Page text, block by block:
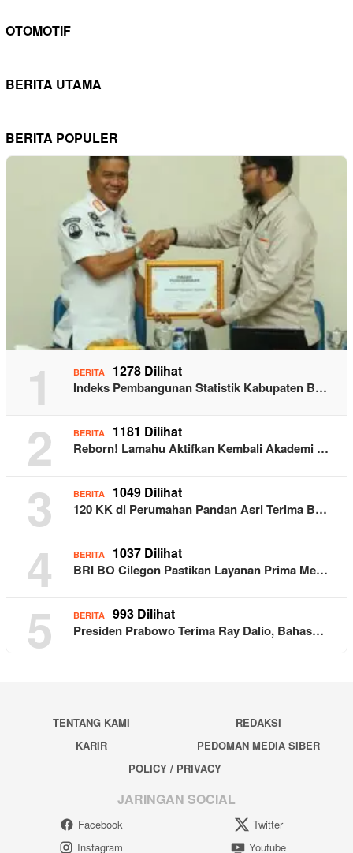
OTOMOTIF
BERITA UTAMA
BERITA POPULER
1 BERITA 1278 Dilihat
Indeks Pembangunan Statistik Kabupaten B…
2 BERITA 1181 Dilihat
Reborn! Lamahu Aktifkan Kembali Akademi …
3 BERITA 1049 Dilihat
120 KK di Perumahan Pandan Asri Terima B…
4 BERITA 1037 Dilihat
BRI BO Cilegon Pastikan Layanan Prima Me…
5 BERITA 993 Dilihat
Presiden Prabowo Terima Ray Dalio, Bahas…
TENTANG KAMI
REDAKSI
KARIR
PEDOMAN MEDIA SIBER
POLICY / PRIVACY
JARINGAN SOCIAL
Facebook
Twitter
Instagram
Youtube